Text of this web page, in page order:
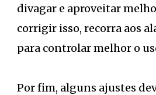
divagar e aproveitar
corrigir isso, recorra aos
para controlar melhor o
Por fim, alguns ajustes